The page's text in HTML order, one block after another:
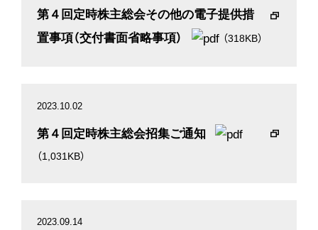
第４回定時株主総会その他の電子提供措
置事項（交付書面省略事項）
（318KB）
2023.10.02
第４回定時株主総会招集ご通知
（1,031KB）
2023.09.14